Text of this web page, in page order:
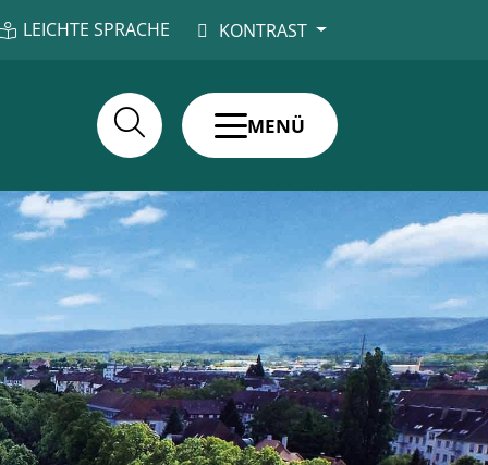
LEICHTE SPRACHE KONTRAST
MENÜ